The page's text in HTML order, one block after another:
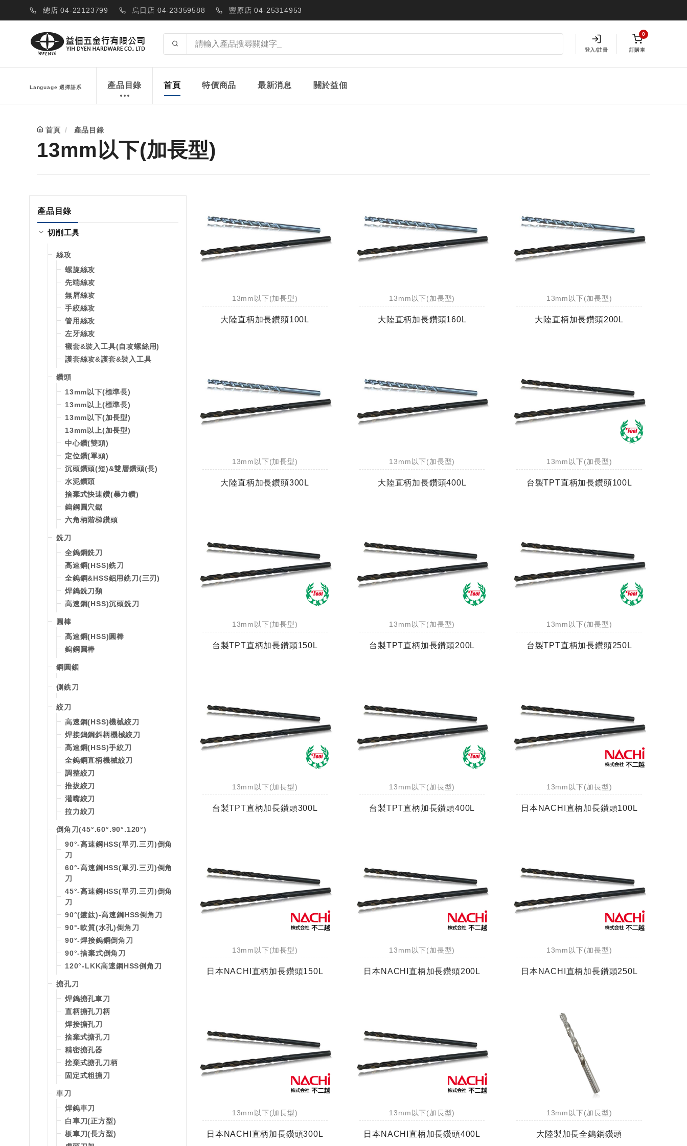
總店 04-22123799 烏日店 04-23359588 豐原店 04-25314953
登入/註冊
0
訂購車
Language 選擇語系 產品目錄 首頁 特價商品 最新消息 關於益佃
首頁 產品目錄
13mm以下(加長型)
產品目錄
切削工具
絲攻
螺旋絲攻
先端絲攻
無屑絲攻
手絞絲攻
管用絲攻
左牙絲攻
襯套&裝入工具(自攻螺絲用)
護套絲攻&護套&裝入工具
鑽頭
13mm以下(標準長)
13mm以上(標準長)
13mm以下(加長型)
13mm以上(加長型)
中心鑽(雙頭)
定位鑽(單頭)
沉頭鑽頭(短)&雙層鑽頭(長)
水泥鑽頭
捨棄式快速鑽(暴力鑽)
鎢鋼圓穴鋸
六角柄階梯鑽頭
銑刀
全鎢鋼銑刀
高速鋼(HSS)銑刀
全鎢鋼&HSS鋁用銑刀(三刃)
焊鎢銑刀類
高速鋼(HSS)沉頭銑刀
圓棒
高速鋼(HSS)圓棒
鎢鋼圓棒
鋼圓鋸
側銑刀
絞刀
高速鋼(HSS)機械絞刀
焊接鎢鋼斜柄機械絞刀
高速鋼(HSS)手絞刀
全鎢鋼直柄機械絞刀
調整絞刀
推拔絞刀
灌嘴絞刀
拉力絞刀
倒角刀(45°.60°.90°.120°)
90°-高速鋼HSS(單刃.三刃)倒角
刀
60°-高速鋼HSS(單刃.三刃)倒角
刀
45°-高速鋼HSS(單刃.三刃)倒角
刀
90°(鍍鈦)-高速鋼HSS倒角刀
90°-軟質(水孔)倒角刀
90°-焊接鎢鋼倒角刀
90°-捨棄式倒角刀
120°-LKK高速鋼HSS倒角刀
搪孔刀
焊鎢搪孔車刀
直柄搪孔刀柄
焊接搪孔刀
捨棄式搪孔刀
精密搪孔器
捨棄式搪孔刀柄
固定式粗搪刀
車刀
焊鎢車刀
白車刀(正方型)
板車刀(長方型)
13mm以下(加長型)
大陸直柄加長鑽頭100L
13mm以下(加長型)
大陸直柄加長鑽頭160L
13mm以下(加長型)
大陸直柄加長鑽頭200L
13mm以下(加長型)
大陸直柄加長鑽頭300L
13mm以下(加長型)
大陸直柄加長鑽頭400L
13mm以下(加長型)
台製TPT直柄加長鑽頭100L
13mm以下(加長型)
台製TPT直柄加長鑽頭150L
13mm以下(加長型)
台製TPT直柄加長鑽頭200L
13mm以下(加長型)
台製TPT直柄加長鑽頭250L
13mm以下(加長型)
台製TPT直柄加長鑽頭300L
13mm以下(加長型)
台製TPT直柄加長鑽頭400L
13mm以下(加長型)
日本NACHI直柄加長鑽頭100L
13mm以下(加長型)
日本NACHI直柄加長鑽頭150L
13mm以下(加長型)
日本NACHI直柄加長鑽頭200L
13mm以下(加長型)
日本NACHI直柄加長鑽頭250L
13mm以下(加長型)
日本NACHI直柄加長鑽頭300L
13mm以下(加長型)
日本NACHI直柄加長鑽頭400L
13mm以下(加長型)
大陸製加長全鎢鋼鑽頭